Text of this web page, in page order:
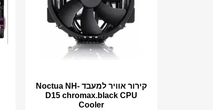
קירור אוויר למעבד Noctua NH-
D15 chromax.black CPU
Cooler